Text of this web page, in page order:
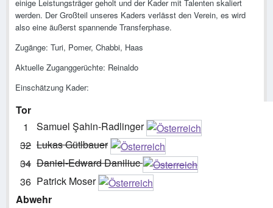
einige Leistungsträger geholt und der Kader mit Talenten skaliert
werden. Der Großteil unseres Kaders verlässt den Verein, es wird
also eine äußerst spannende Transferphase.
Zugänge: Turi, Pomer, Chabbi, Haas
Aktuelle Zuganggerüchte: Reinaldo
Einschätzung Kader:
Tor
1
Samuel Şahin-Radlinger
32 Lukas Gütlbauer
34 Daniel-Edward Daniliuc
36 Patrick Moser
Abwehr